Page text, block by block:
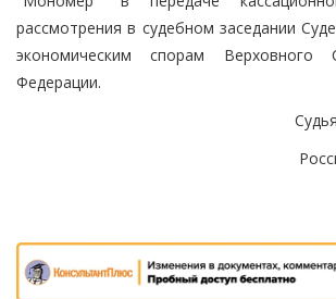
рассмотрения в судебном заседании
экономическим спорам Верховного
Федерации.